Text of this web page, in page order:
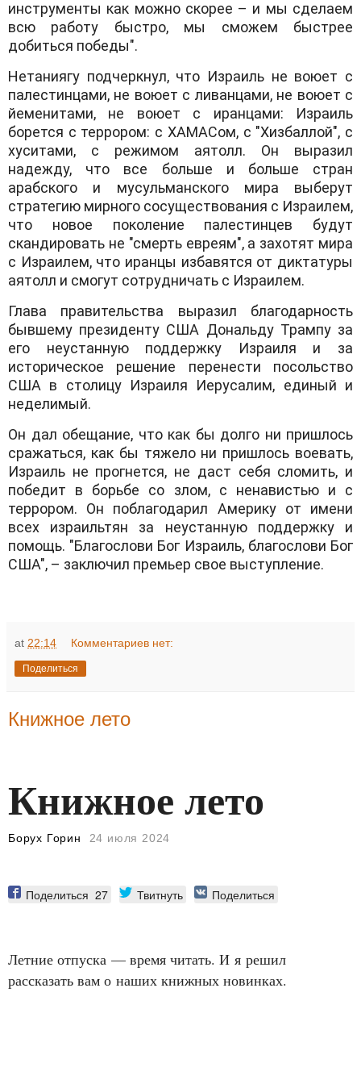
инструменты как можно скорее – и мы сделаем
всю работу быстро, мы сможем быстрее
добиться победы".
Нетаниягу подчеркнул, что Израиль не воюет с
палестинцами, не воюет с ливанцами, не воюет с
йеменитами, не воюет с иранцами: Израиль
борется с террором: с ХАМАСом, с "Хизбаллой", с
хуситами, с режимом аятолл. Он выразил
надежду, что все больше и больше стран
арабского и мусульманского мира выберут
стратегию мирного сосуществования с Израилем,
что новое поколение палестинцев будут
скандировать не "смерть евреям", а захотят мира
с Израилем, что иранцы избавятся от диктатуры
аятолл и смогут сотрудничать с Израилем.
Глава правительства выразил благодарность
бывшему президенту США Дональду Трампу за
его неустанную поддержку Израиля и за
историческое решение перенести посольство
США в столицу Израиля Иерусалим, единый и
неделимый.
Он дал обещание, что как бы долго ни пришлось
сражаться, как бы тяжело ни пришлось воевать,
Израиль не прогнется, не даст себя сломить, и
победит в борьбе со злом, с ненавистью и с
террором. Он поблагодарил Америку от имени
всех израильтян за неустанную поддержку и
помощь. "Благослови Бог Израиль, благослови Бог
США", – заключил премьер свое выступление.
at 22:14 Комментариев нет:
Поделиться
Книжное лето
Книжное лето
Борух Горин 24 июля 2024
Поделиться 27 Твитнуть Поделиться
Летние отпуска — время читать. И я решил
рассказать вам о наших книжных новинках.